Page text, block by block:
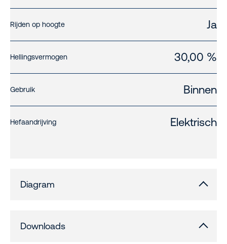
Rijden op hoogte Ja
Hellingsvermogen 30,00 %
Gebruik Binnen
Hefaandrijving Elektrisch
Diagram
Downloads